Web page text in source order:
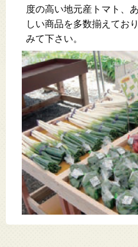
度の高い地元産トマト、
しい商品を多数揃えてお
みて下さい。